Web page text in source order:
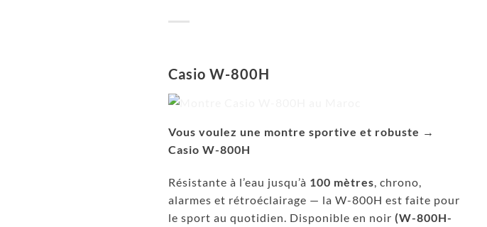
Casio W-800H
Vous voulez une montre sportive et robuste →
Casio W-800H
Résistante à l’eau jusqu’à 100 mètres, chrono,
alarmes et rétroéclairage — la W-800H est faite pour
le sport au quotidien. Disponible en noir (W-800H-